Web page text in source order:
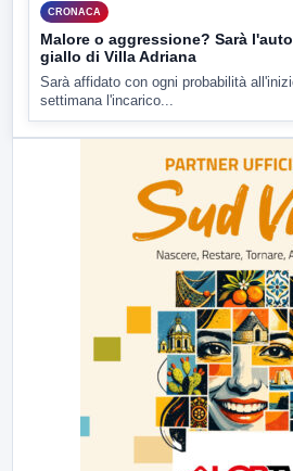
CRONACA
Malore o aggressione? Sarà
giallo di Villa Adriana
Sarà affidato con ogni probabilità
settimana l'incarico...